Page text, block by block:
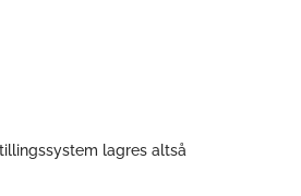
lagres altså